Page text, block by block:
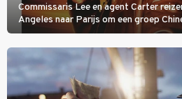
Commissaris Lee en agent Carter
Angeles naar Parijs om een groep
hand aan te pakken.